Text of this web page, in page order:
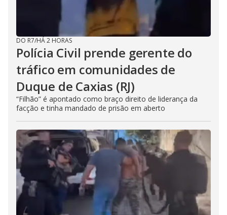
DO R7/HÁ 2 HORAS
Polícia Civil prende gerente do
tráfico em comunidades de
Duque de Caxias (RJ)
“Filhão” é apontado como braço direito de liderança da
facção e tinha mandado de prisão em aberto